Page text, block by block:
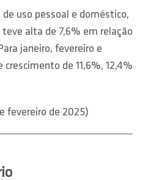
uso pessoal e doméstico,
alta de 7,6% em relação
janeiro, fevereiro e
de 11,6%, 12,4%
fevereiro de 2025)